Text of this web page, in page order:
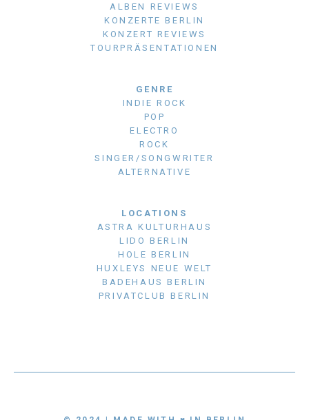
ALBEN REVIEWS
KONZERTE BERLIN
KONZERT REVIEWS
TOURPRÄSENTATIONEN
GENRE
INDIE ROCK
POP
ELECTRO
ROCK
SINGER/SONGWRITER
ALTERNATIVE
LOCATIONS
ASTRA KULTURHAUS
LIDO BERLIN
HOLE BERLIN
HUXLEYS NEUE WELT
BADEHAUS BERLIN
PRIVATCLUB BERLIN